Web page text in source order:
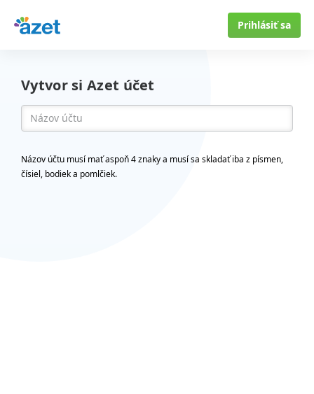
Prihlásiť sa
Vytvor si Azet účet
Názov účtu musí mať aspoň 4 znaky a musí sa skladať iba z písmen,
čísiel, bodiek a pomlčiek.